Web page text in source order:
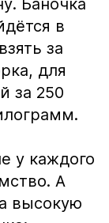
Баночка
в
за
для
за 250
у каждого
А
высокую